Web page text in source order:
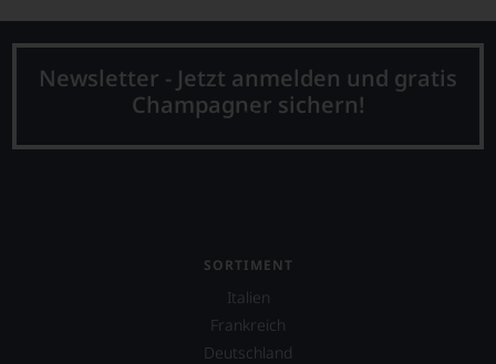
Newsletter - Jetzt anmelden und gratis
Champagner sichern!
SORTIMENT
Italien
Frankreich
Deutschland